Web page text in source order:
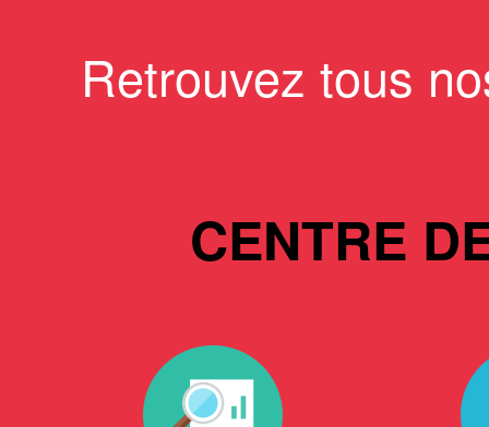
Retrouvez tous
CENTRE